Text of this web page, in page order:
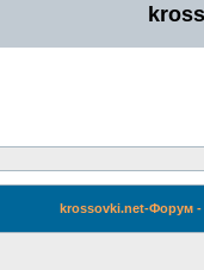
krossovki.net-Форум